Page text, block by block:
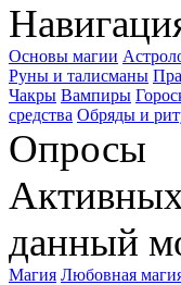
Основы магии
Руны и талисманы
Чакры Вампиры
средства Обряды и
Опросы
данный
Магия Любовная